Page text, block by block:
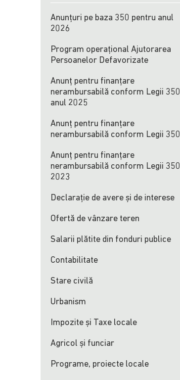
Anunțuri pe baza 350 pentru anul
2026
Program operațional Ajutorarea
Persoanelor Defavorizate
Anunț pentru finanțare
nerambursabilă conform Legii 350
anul 2025
Anunț pentru finanțare
nerambursabilă conform Legii 350
Anunț pentru finanțare
nerambursabilă conform Legii 350
2023
Declarație de avere și de interese
Ofertă de vânzare teren
Salarii plătite din fonduri publice
Contabilitate
Stare civilă
Urbanism
Impozite şi Taxe locale
Agricol şi funciar
Programe, proiecte locale